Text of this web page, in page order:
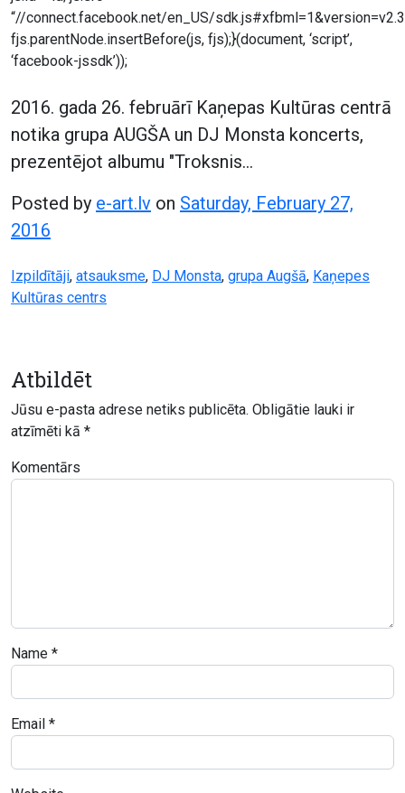
“//connect.facebook.net/en_US/
fjs.parentNode.insertBefore(js, fjs);}(document, ‘script’,
‘facebook-jssdk’));
2016. gada 26. februārī Kaņepas Kultūras centrā
notika grupa AUGŠA un DJ Monsta koncerts,
prezentējot albumu "Troksnis…
Posted by e-art.lv on Saturday, February 27,
2016
Izpildītāji, atsauksme, DJ Monsta, grupa Augšā, Kaņepes
Kultūras centrs
Atbildēt
Jūsu e-pasta adrese netiks publicēta. Obligātie lauki ir
atzīmēti kā *
Komentārs
Name *
Email *